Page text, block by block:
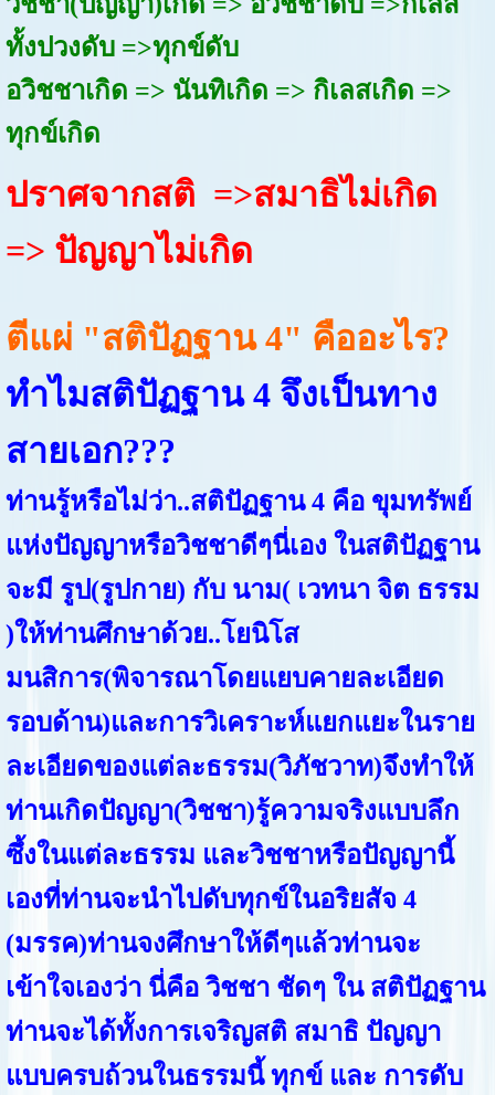
ทั้งปวงดับ =>ทุกข์ดับ
อวิชชาเกิด => นันทิเกิด => กิเลสเกิด =>
ทุกข์เกิด
ปราศจากสติ =>สมาธิไม่เกิด
=> ปัญญาไม่เกิด
ตีแผ่ "สติปัฏฐาน 4" คืออะไร?
ทำไมสติปัฏฐาน 4 จึงเป็นทาง
สายเอก???
ท่านรู้หรือไม่ว่า..สติปัฏฐาน 4 คือ ขุมทรัพย์
แห่งปัญญาหรือวิชชาดีๆนี่เอง ในสติปัฏฐาน
จะมี รูป(รูปกาย) กับ นาม( เวทนา จิต ธรรม
)ให้ท่านศึกษาด้วย..โยนิโส
มนสิการ(พิจารณาโดยแยบคายละเอียด
รอบด้าน)และการวิเคราะห์แยกแยะในราย
ละเอียดของแต่ละธรรม(วิภัชวาท)จึงทำให้
ท่านเกิดปัญญา(วิชชา)รู้ความจริงแบบลึก
ซึ้งในแต่ละธรรม และวิชชาหรือปัญญานี้
เองที่ท่านจะนำไปดับทุกข์ในอริยสัจ 4
(มรรค)ท่านจงศึกษาให้ดีๆแล้วท่านจะ
เข้าใจเองว่า นี่คือ วิชชา ชัดๆ ใน สติปัฏฐาน
ท่านจะได้ทั้งการเจริญสติ สมาธิ ปัญญา
แบบครบถ้วนในธรรมนี้ ทุกข์ และ การดับ